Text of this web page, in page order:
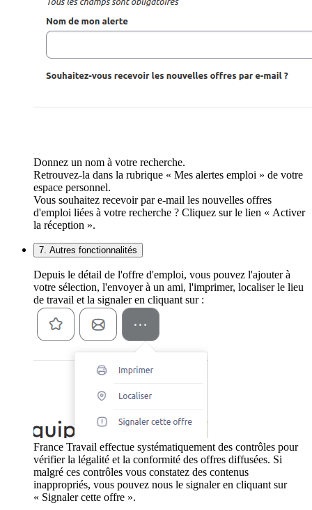
Donnez un nom à votre recherche.
Retrouvez-la dans la rubrique « Mes alertes emploi » de votre
espace personnel.
Vous souhaitez recevoir par e-mail les nouvelles offres
d'emploi liées à votre recherche ? Cliquez sur le lien « Activer
la réception ».
7. Autres fonctionnalités
Depuis le détail de l'offre d'emploi, vous pouvez l'ajouter à
votre sélection, l'envoyer à un ami, l'imprimer, localiser le lieu
de travail et la signaler en cliquant sur :
France Travail effectue systématiquement des contrôles pour
vérifier la légalité et la conformité des offres diffusées. Si
malgré ces contrôles vous constatez des contenus
inappropriés, vous pouvez nous le signaler en cliquant sur
« Signaler cette offre ».